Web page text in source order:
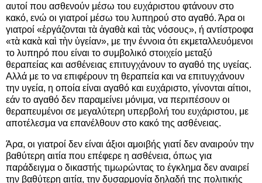
αυτοί που ασθενούν μέσω του ευχάριστου φτάνουν στο
κακό, ενώ οι γιατροί μέσω του λυπηρού στο αγαθό. Άρα οι
γιατροί «ἐργάζονται τὰ ἀγαθὰ καὶ τὰς νόσους», ή αντίστροφα
«τὰ κακὰ καὶ τὴν ὑγείαν», με την έννοια ότι εκμεταλλευόμενοι
το λυπηρό που είναι το συμβολικό στοιχείο μεταξύ
θεραπείας και ασθένειας επιτυγχάνουν το αγαθό της υγείας.
Αλλά με το να επιφέρουν τη θεραπεία και να επιτυγχάνουν
την υγεία, η οποία είναι αγαθό και ευχάριστο, γίνονται αίτιοι,
εάν το αγαθό δεν παραμείνει μόνιμα, να περιπέσουν οι
θεραπευμένοι σε μεγαλύτερη υπερβολή του ευχάριστου, με
αποτέλεσμα να επανέλθουν στο κακό της ασθένειας.
Άρα, οι γιατροί δεν είναι άξιοι αμοιβής γιατί δεν αναιρούν την
βαθύτερη αιτία που επέφερε η ασθένεια, όπως για
παράδειγμα ο δικαστής τιμωρώντας το έγκλημα δεν αναιρεί
την βαθύτερη αιτία, την δυσαρμονία δηλαδή της πολιτικής